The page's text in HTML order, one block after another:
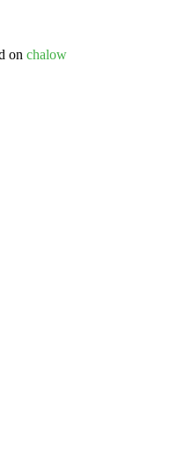
on chalow